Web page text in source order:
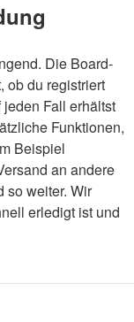
Die Board-
ob du registriert
Fall erhältst
Funktionen,
Beispiel
an andere
so weiter. Wir
erledigt ist und